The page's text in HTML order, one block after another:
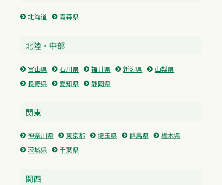
北海道 青森県
北陸・中部
富山県 石川県 福井県 新潟県
山梨県
長野県
愛知県 静岡県
関東
神奈川県 東京都 埼玉県 群馬県
栃木県
茨城県
千葉県
関西